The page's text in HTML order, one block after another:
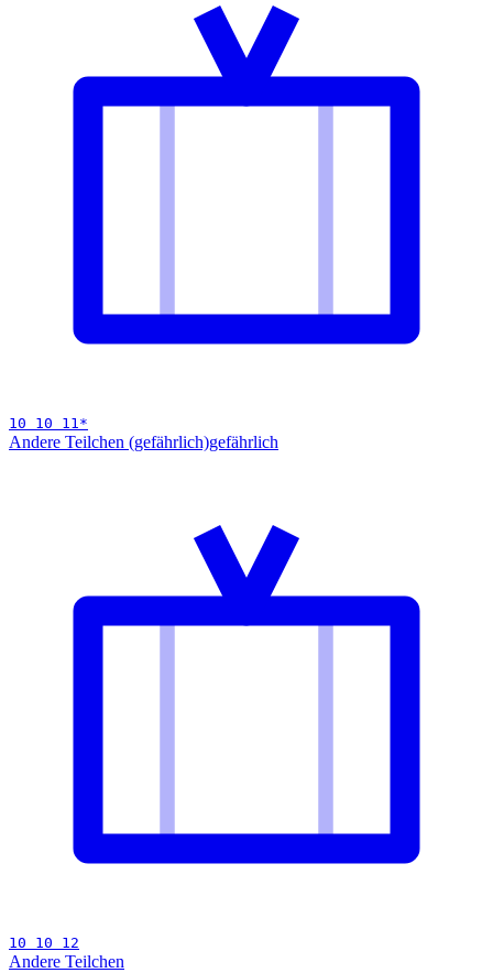
10 10 11*
Andere Teilchen (gefährlich)gefährlich
10 10 12
Andere Teilchen